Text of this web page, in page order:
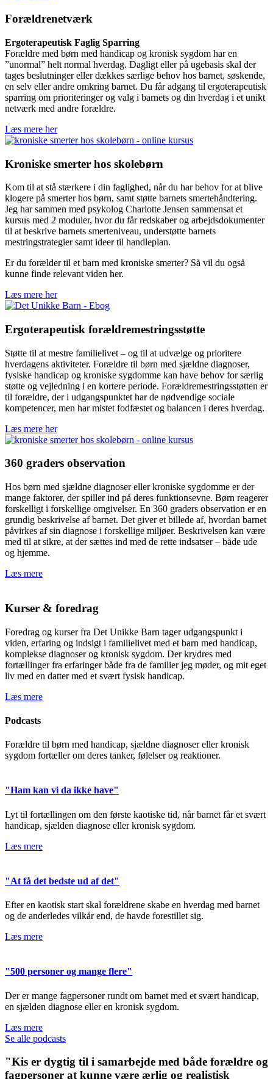
Forældrenetværk
Ergoterapeutisk Faglig Sparring
Forældre med børn med handicap og kronisk sygdom har en
”unormal” helt normal hverdag. Dagligt eller på ugebasis skal der
tages beslutninger eller dækkes særlige behov hos barnet, søskende,
en selv eller andre omkring barnet. Du får adgang til ergoterapeutisk
sparring om prioriteringer og valg i barnets og din hverdag i et unikt
netværk med andre forældre.
Læs mere her
Kroniske smerter hos skolebørn
Kom til at stå stærkere i din faglighed, når du har behov for at blive
klogere på smerter hos børn, samt støtte barnets smertehåndtering.
Jeg har sammen med psykolog Charlotte Jensen sammensat et
kursus med 2 moduler, hvor du får redskaber og arbejdsdokumenter
til at beskrive barnets smerteniveau, understøtte barnets
mestringstrategier samt ideer til handleplan.
Er du forælder til et barn med kroniske smerter? Så vil du også
kunne finde relevant viden her.
Læs mere her
Ergoterapeutisk forældremestringsstøtte
Støtte til at mestre familielivet – og til at udvælge og prioritere
hverdagens aktiviteter. Forældre til børn med sjældne diagnoser,
fysiske handicap og kroniske sygdomme kan have behov for særlig
støtte og vejledning i en kortere periode. Forældremestringsstøtten er
til forældre, der i udgangspunktet har de nødvendige sociale
kompetencer, men har mistet fodfæstet og balancen i deres hverdag.
Læs mere her
360 graders observation
Hos børn med sjældne diagnoser eller kroniske sygdomme er der
mange faktorer, der spiller ind på deres funktionsevne. Børn reagerer
forskelligt i forskellige omgivelser. En 360 graders observation er en
grundig beskrivelse af barnet. Det giver et billede af, hvordan barnet
påvirkes af sin diagnose i forskellige miljøer. Beskrivelsen kan være
med til at sikre, at der sættes ind med de rette indsatser – både ude
og hjemme.
Læs mere
Kurser & foredrag
Foredrag og kurser fra Det Unikke Barn tager udgangspunkt i
viden, erfaring og indsigt i familielivet med et barn med handicap,
komplekse diagnoser og kronisk sygdom. Der krydres med
fortællinger fra erfaringer både fra de familier jeg møder, og mit eget
liv med en datter med et svært fysisk handicap.
Læs mere
Podcasts
Forældre til børn med handicap, sjældne diagnoser eller kronisk
sygdom fortæller om deres tanker, følelser og reaktioner.
"Ham kan vi da ikke have"
Lyt til fortællingen om den første kaotiske tid, når barnet får et svært
handicap, sjælden diagnose eller kronisk sygdom.
Læs mere
"At få det bedste ud af det"
Efter en kaotisk start skal forældrene skabe en hverdag med barnet
og de anderledes vilkår end, de havde forestillet sig.
Læs mere
"500 personer og mange flere"
Der er mange fagpersoner rundt om barnet med et svært handicap,
en sjælden diagnose eller en kronisk sygdom.
Læs mere
Se alle podcasts
"Kis er dygtig til i samarbejde med både forældre og
fagpersoner at kunne være ærlig og realistisk